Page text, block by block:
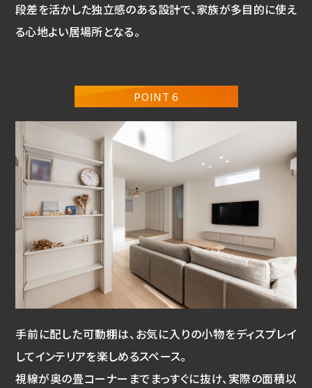
段差を活かした独立感のある設計で、家族が多目的に使え
る心地よい居場所となる。
POINT 6
手前に配した可動棚は、お気に入りの小物をディスプレイ
してインテリアを楽しめるスペース。
視線が奥の畳コーナーまでまっすぐに抜け、実際の面積以